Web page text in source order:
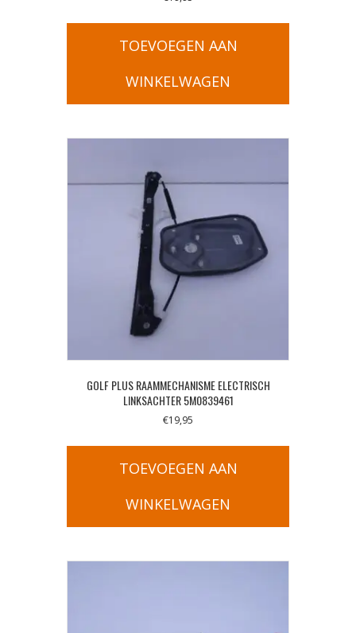
TOEVOEGEN AAN
WINKELWAGEN
GOLF PLUS RAAMMECHANISME ELECTRISCH
LINKSACHTER 5M0839461
€19,95
TOEVOEGEN AAN
WINKELWAGEN